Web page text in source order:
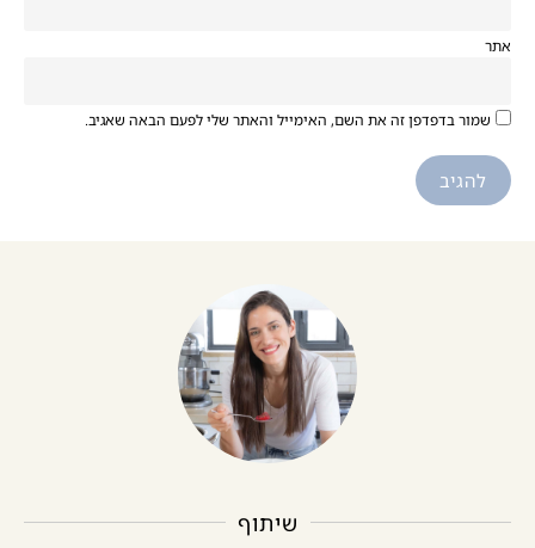
שיתוף
אתר
שמור בדפדפן זה את השם, האימייל והאתר שלי לפעם הבאה שאגיב.